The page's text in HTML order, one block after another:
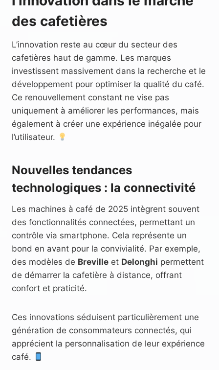
des cafetières
L’innovation reste au cœur du secteur des
cafetières haut de gamme. Les marques
investissent massivement dans la recherche et le
développement pour optimiser la qualité du café.
Ce renouvellement constant ne vise pas
uniquement à améliorer les performances, mais
également à créer une expérience inégalée pour
l’utilisateur.
Nouvelles tendances
technologiques : la connectivité
Les machines à café de 2025 intègrent souvent
des fonctionnalités connectées, permettant un
contrôle via smartphone. Cela représente un
bond en avant pour la convivialité. Par exemple,
des modèles de Breville et Delonghi permettent
de démarrer la cafetière à distance, offrant
confort et praticité.
Ces innovations séduisent particulièrement une
génération de consommateurs connectés, qui
apprécient la personnalisation de leur expérience
café.